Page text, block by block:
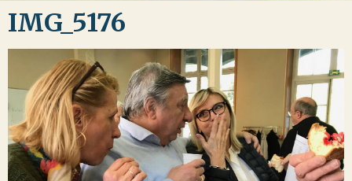
IMG_5176